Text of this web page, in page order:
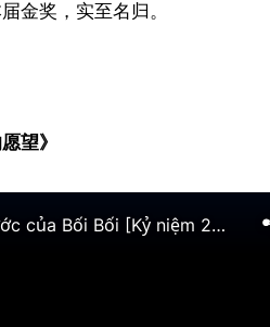
金奖，实至名归。
望》